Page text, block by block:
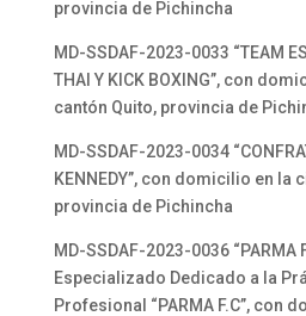
provincia de Pichincha
MD-SSDAF-2023-0033 “TEAM
THAI Y KICK BOXING”, con
cantón Quito, provincia de
MD-SSDAF-2023-0034
KENNEDY”, con domicilio en la
provincia de Pichincha
MD-SSDAF-2023-0036 “PARMA
Especializado Dedicado a la
Profesional “PARMA F.C”, con